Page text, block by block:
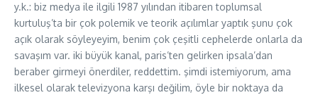
y.k.: biz medya ile ilgili 1987 yılından itibaren toplumsal
kurtuluş’ta bir çok polemik ve teorik açılımlar yaptık şunu çok
açık olarak söyleyeyim, benim çok çeşitli cephelerde onlarla da
savaşım var. iki büyük kanal, paris’ten gelirken ipsala’dan
beraber girmeyi önerdiler, reddettim. şimdi istemiyorum, ama
ilkesel olarak televizyona karşı değilim, öyle bir noktaya da